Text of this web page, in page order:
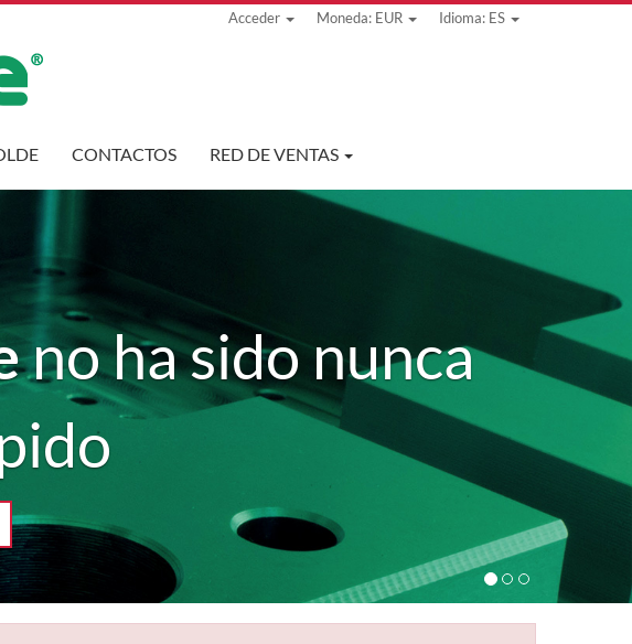
Idioma: ES
Moneda: EUR
Acceder
CONTACTOS RED DE VENTAS
no ha sido nunca